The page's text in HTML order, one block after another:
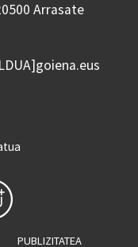
Arrasate
PUBLIZITATEA